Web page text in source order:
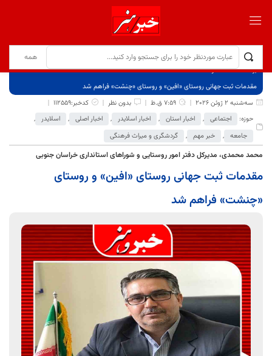
برگ نخست
نوشته‌ها
مقدمات ثبت جهانی روستای «افین» و روستای «چنشت» فراهم شد
سه‌شنبه 2 ژوئن 2026
7:59 ق.ظ بدون نظر
کدخبر:112559
حوزه:
اجتماعی , اخبار استان , اخبار اسلایدر , اخبار اصلی , اسلایدر
,
جامعه , خبر مهم , گردشگری و میراث فرهنگی
محمد محمدی، مدیرکل دفتر امور روستایی و شوراهای استانداری خراسان جنوبی
مقدمات ثبت جهانی روستای «افین» و روستای
«چنشت» فراهم شد